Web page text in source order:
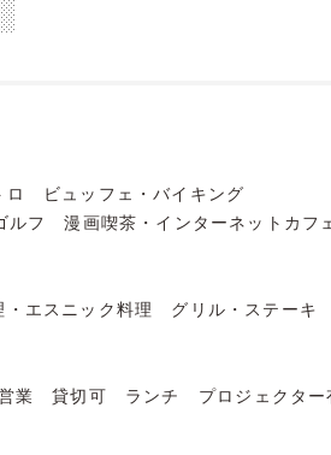
ロ
ビュッフェ・バイキング
ルフ 漫画喫茶・インターネットカフ
・エスニック料理 グリル・ステーキ
業 貸切可 ランチ プロジェクター